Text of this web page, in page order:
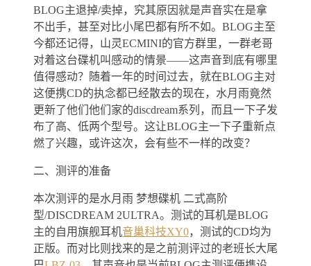
BLOG主退掉/卖掉，究其原因就是声音实在是拿
不出手，甚至对比小尾巴都有所不如。BLOG主至
今都还记得，山灵ECMINI的官方群里，一群老哥
对着这台碟机叫感动的情景——这声音到底有哪里
值得感动？随着一年的时间过去，就在BLOG主对
这便携CD的执念都已经散去的现在，水月雨竟然
更新了他们他们家的discdream系列，而且一下子发
布了高、低两个型号。这让BLOG主一下子重新点
燃了兴趣，或许这次，会有些不一样的改变？
二、测评的准备
本次测评的是水月雨 梦想碟机 二式高阶
型/DISCDREAM 2ULTRA。测试的耳机是BLOG
主的自用旗舰耳机音巢科技XY0，测试的CD均为
正版。而对比则找来的是之前测评过的老班长大尾